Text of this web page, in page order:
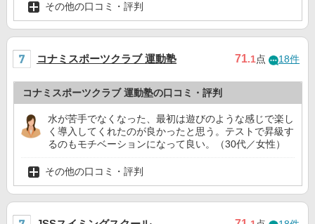
その他の口コミ・評判
コナミスポーツクラブ 運動塾 71.1点 18件
コナミスポーツクラブ 運動塾の口コミ・評判
水が苦手でなくなった、最初は遊びのような感じで楽し
く導入してくれたのが良かったと思う。テストで昇級す
るのもモチベーションになって良い。（30代／女性）
その他の口コミ・評判